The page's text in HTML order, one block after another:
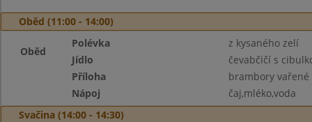
Oběd (11:00 - 14:00)
Oběd
Polévka
z kysaného zelí
Jídlo
čevabčičí s
Příloha
brambory vařené
Nápoj
čaj,mléko,voda
Svačina (14:00 - 14:30)